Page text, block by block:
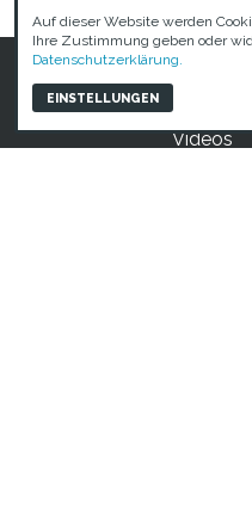
Discover
Challenge
Videos
Auf dieser Website werden
Ihre Zustimmung geben oder
Datenschutzerklärung.
EINSTELLUNGEN